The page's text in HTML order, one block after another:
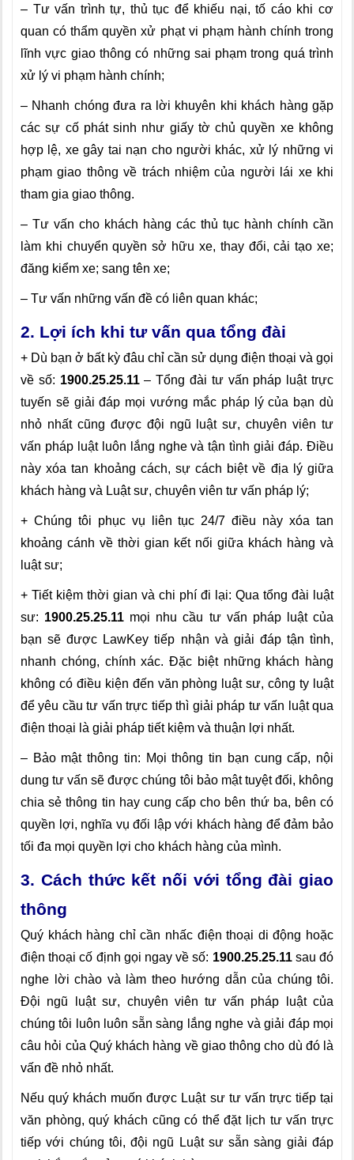
– Tư vấn trình tự, thủ tục để khiếu nại, tố cáo khi cơ
quan có thẩm quyền xử phạt vi phạm hành chính trong
lĩnh vực giao thông có những sai phạm trong quá trình
xử lý vi phạm hành chính;
– Nhanh chóng đưa ra lời khuyên khi khách hàng gặp
các sự cố phát sinh như giấy tờ chủ quyền xe không
hợp lệ, xe gây tai nạn cho người khác, xử lý những vi
phạm giao thông về trách nhiệm của người lái xe khi
tham gia giao thông.
– Tư vấn cho khách hàng các thủ tục hành chính cần
làm khi chuyển quyền sở hữu xe, thay đổi, cải tạo xe;
đăng kiểm xe; sang tên xe;
– Tư vấn những vấn đề có liên quan khác;
2. Lợi ích khi tư vấn qua tổng đài
+ Dù bạn ở bất kỳ đâu chỉ cần sử dụng điện thoại và gọi
về số: 1900.25.25.11– Tổng đài tư vấn pháp luật trực
tuyến sẽ giải đáp mọi vướng mắc pháp lý của bạn dù
nhỏ nhất cũng được đội ngũ luật sư, chuyên viên tư
vấn pháp luật luôn lắng nghe và tận tình giải đáp. Điều
này xóa tan khoảng cách, sự cách biệt về địa lý giữa
khách hàng và Luật sư, chuyên viên tư vấn pháp lý;
+ Chúng tôi phục vụ liên tục 24/7 điều này xóa tan
khoảng cánh về thời gian kết nối giữa khách hàng và
luật sư;
+ Tiết kiệm thời gian và chi phí đi lại: Qua tổng đài luật
sư: 1900.25.25.11 mọi nhu cầu tư vấn pháp luật của
bạn sẽ được LawKey tiếp nhận và giải đáp tận tình,
nhanh chóng, chính xác. Đặc biệt những khách hàng
không có điều kiện đến văn phòng luật sư, công ty luật
để yêu cầu tư vấn trực tiếp thì giải pháp tư vấn luật qua
điện thoại là giải pháp tiết kiệm và thuận lợi nhất.
– Bảo mật thông tin: Mọi thông tin bạn cung cấp, nội
dung tư vấn sẽ được chúng tôi bảo mật tuyệt đối, không
chia sẻ thông tin hay cung cấp cho bên thứ ba, bên có
quyền lợi, nghĩa vụ đối lập với khách hàng để đảm bảo
tối đa mọi quyền lợi cho khách hàng của mình.
3. Cách thức kết nối với tổng đài giao
thông
Quý khách hàng chỉ cần nhấc điện thoại di động hoặc
điện thoại cố định gọi ngay về số: 1900.25.25.11sau đó
nghe lời chào và làm theo hướng dẫn của chúng tôi.
Đội ngũ luật sư, chuyên viên tư vấn pháp luật của
chúng tôi luôn luôn sẵn sàng lắng nghe và giải đáp mọi
câu hỏi của Quý khách hàng về giao thông cho dù đó là
vấn đề nhỏ nhất.
Nếu quý khách muốn được Luật sư tư vấn trực tiếp tại
văn phòng, quý khách cũng có thể đặt lịch tư vấn trực
tiếp với chúng tôi, đội ngũ Luật sư sẵn sàng giải đáp